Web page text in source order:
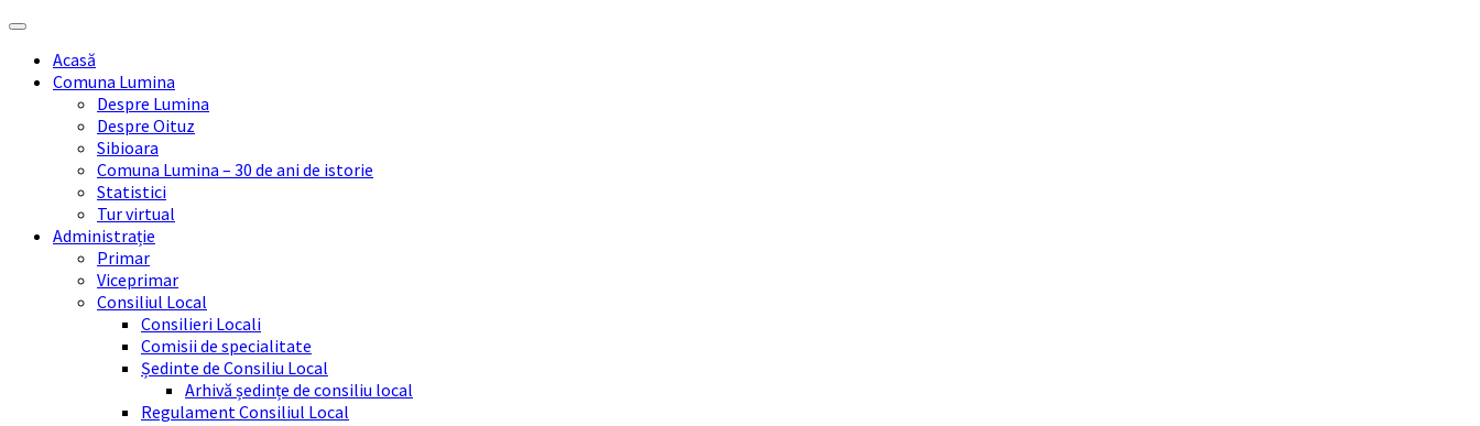
Skip
content
Skip
sidebar
Skip
right
sidebar
Skip
footerAcasă
Comuna Lumina
Despre Lumina
Despre Oituz
Sibioara
Comuna Lumina – 30 de ani de istorie
Statistici
Tur virtual
Administrație
Primar
Viceprimar
Consiliul Local
Consilieri Locali
Comisii de specialitate
Ședinte de Consiliu Local
Arhivă ședințe de consiliu local
Regulament Consiliul Local